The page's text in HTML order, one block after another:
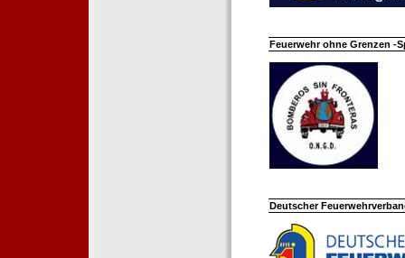
Feuerwehr ohne Grenzen -
Deutscher